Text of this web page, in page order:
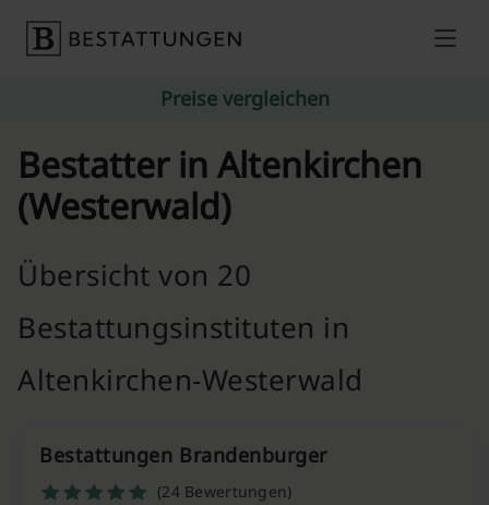
Preise vergleichen
Bestatter in Altenkirchen
(Westerwald)
Übersicht von 20
Bestattungsinstituten in
Altenkirchen-Westerwald
Bestattungen Brandenburger
(24 Bewertungen)